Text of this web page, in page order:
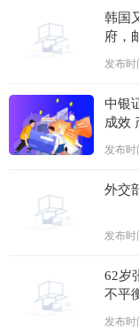
韩国
府，
发布时
中银
成效
发布时
外交
发布时
62岁
不平
发布时